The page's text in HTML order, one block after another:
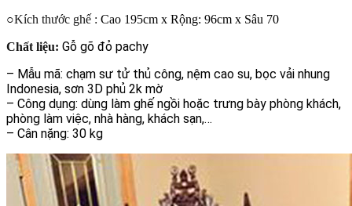
○Kích thước ghế : Cao 195cm x Rộng: 96cm x Sâu 70
Chất liệu: Gỗ gõ đỏ pachy
– Mẫu mã: chạm sư tử thủ công, nệm cao su, bọc vải nhung
Indonesia, sơn 3D phủ 2k mờ
– Công dụng: dùng làm ghế ngồi hoặc trưng bày phòng khách,
phòng làm việc, nhà hàng, khách sạn,…
– Cân nặng: 30 kg